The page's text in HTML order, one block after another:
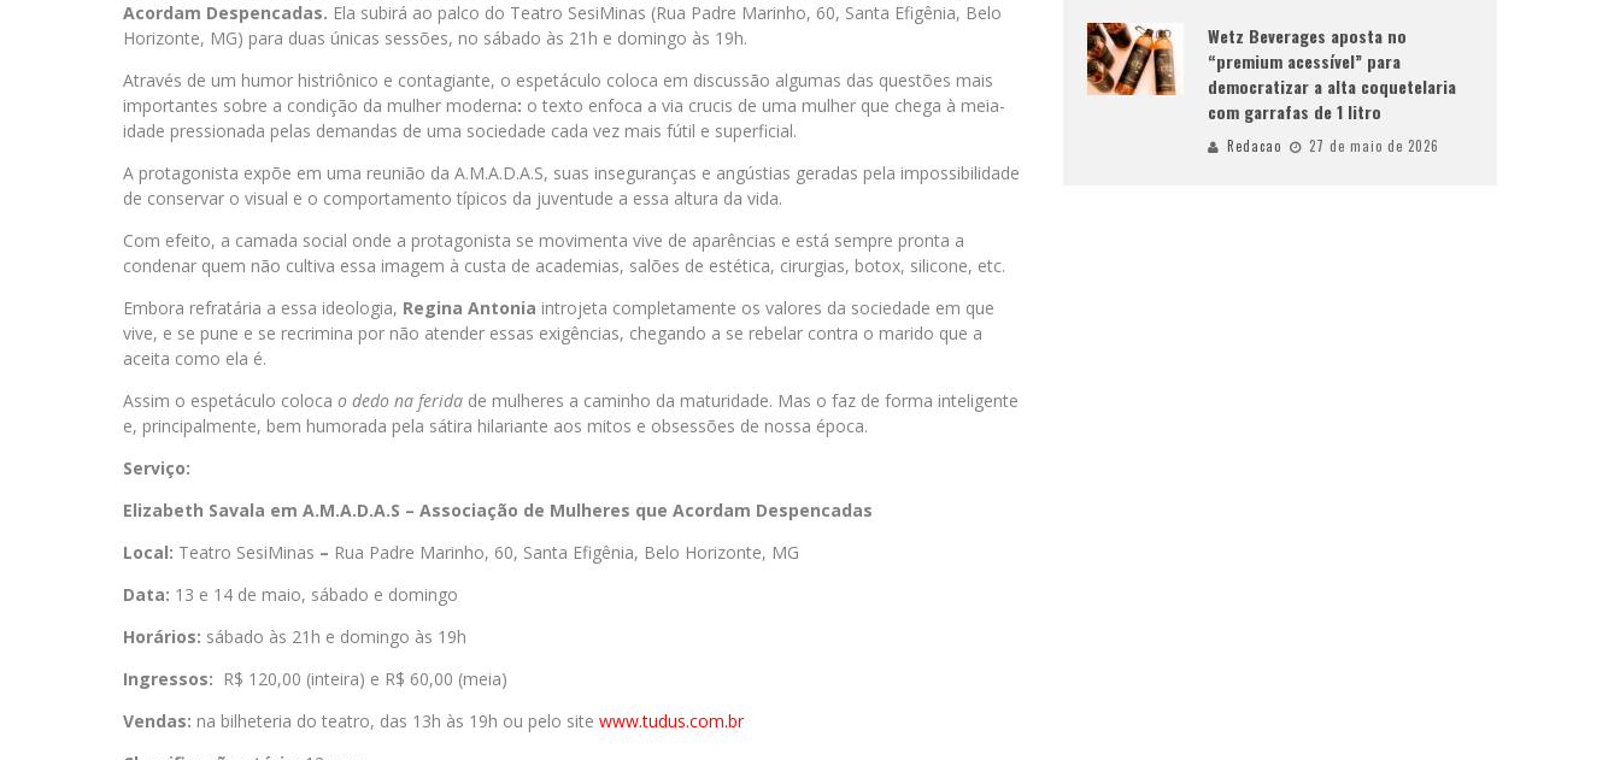
Acordam Despencadas. Ela subirá ao palco do Teatro SesiMinas (Rua Padre Marinho, 60, Santa Efigênia, Belo
Horizonte, MG) para duas únicas sessões, no sábado às 21h e domingo às 19h.
Através de um humor histriônico e contagiante, o espetáculo coloca em discussão algumas das questões mais
importantes sobre a condição da mulher moderna: o texto enfoca a via crucis de uma mulher que chega à meia-
idade pressionada pelas demandas de uma sociedade cada vez mais fútil e superficial.
A protagonista expõe em uma reunião da A.M.A.D.A.S, suas inseguranças e angústias geradas pela impossibilidade
de conservar o visual e o comportamento típicos da juventude a essa altura da vida.
Com efeito, a camada social onde a protagonista se movimenta vive de aparências e está sempre pronta a
condenar quem não cultiva essa imagem à custa de academias, salões de estética, cirurgias, botox, silicone, etc.
Embora refratária a essa ideologia, Regina Antonia introjeta completamente os valores da sociedade em que
vive, e se pune e se recrimina por não atender essas exigências, chegando a se rebelar contra o marido que a
aceita como ela é.
Assim o espetáculo coloca o dedo na ferida de mulheres a caminho da maturidade. Mas o faz de forma inteligente
e, principalmente, bem humorada pela sátira hilariante aos mitos e obsessões de nossa época.
Serviço:
Elizabeth Savala em A.M.A.D.A.S – Associação de Mulheres que Acordam Despencadas
Local: Teatro SesiMinas – Rua Padre Marinho, 60, Santa Efigênia, Belo Horizonte, MG
Data: 13 e 14 de maio, sábado e domingo
Horários: sábado às 21h e domingo às 19h
Ingressos: R$ 120,00 (inteira) e R$ 60,00 (meia)
Vendas: na bilheteria do teatro, das 13h às 19h ou pelo site www.tudus.com.br
Wetz Beverages aposta no
“premium acessível” para
democratizar a alta coquetelaria
com garrafas de 1 litro
Redacao 27 de maio de 2026